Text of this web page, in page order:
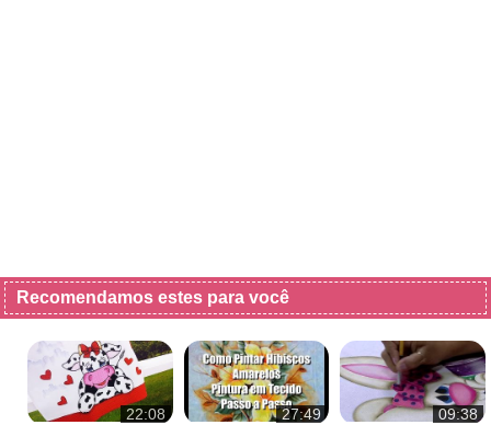
Recomendamos estes para você
22:08
27:49
09:38